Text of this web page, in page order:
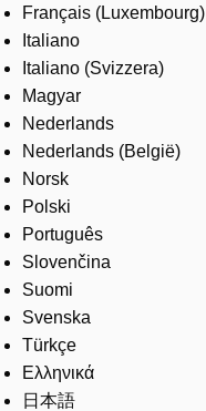
Français (Luxembourg)
Italiano
Italiano (Svizzera)
Magyar
Nederlands
Nederlands (België)
Norsk
Polski
Português
Slovenčina
Suomi
Svenska
Türkçe
Ελληνικά
日本語